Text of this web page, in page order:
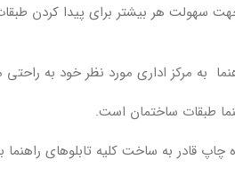
سهولت هر بیشتر برای پیدا کردن
به مرکز اداری مورد نظر خود به راحتی
طبقات ساختمان است.
قادر به ساخت کلیه تابلوهای راهنما